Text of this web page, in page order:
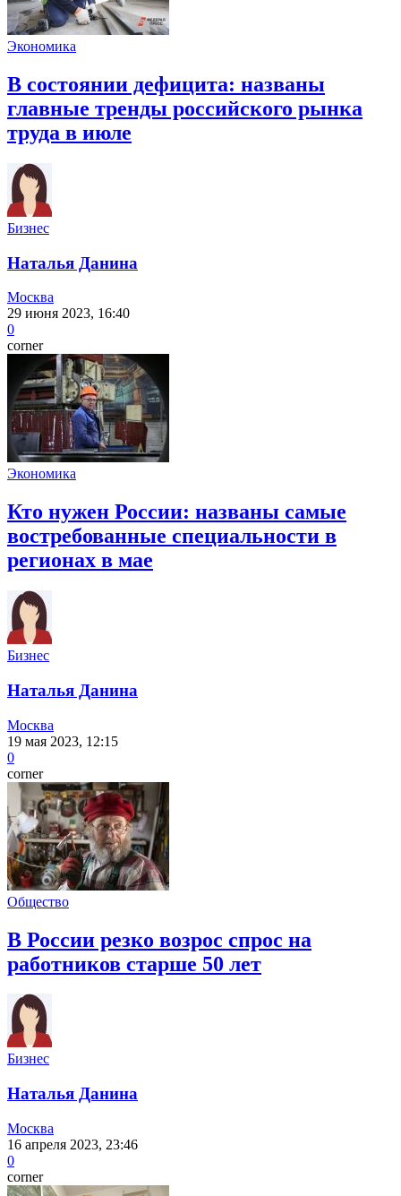
Экономика
В состоянии дефицита: названы
главные тренды российского рынка
труда в июле
Бизнес
Наталья Данина
Москва
29 июня 2023, 16:40
0
corner
Экономика
Кто нужен России: названы самые
востребованные специальности в
регионах в мае
Бизнес
Наталья Данина
Москва
19 мая 2023, 12:15
0
corner
Общество
В России резко возрос спрос на
работников старше 50 лет
Бизнес
Наталья Данина
Москва
16 апреля 2023, 23:46
0
corner